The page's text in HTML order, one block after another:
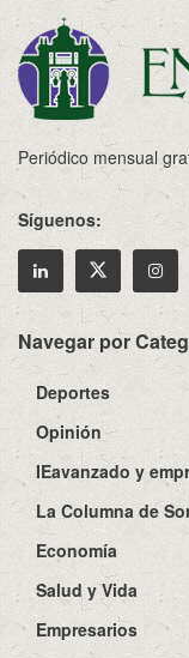
Periódico mensual
Síguenos:
Navegar por
Deportes
Opinión
IEavanzado y
La Columna de
Economía
Salud y Vida
Empresarios